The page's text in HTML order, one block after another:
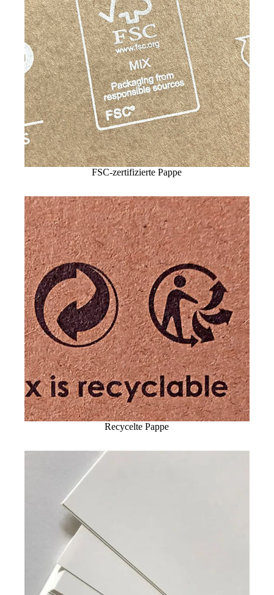
FSC-zertifizierte Pappe
Recycelte Pappe